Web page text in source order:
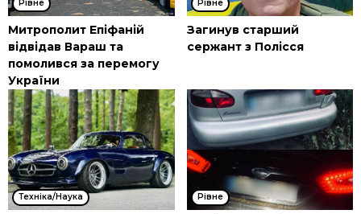
Рівне
Митрополит Епіфаній
відвідав Вараш та
помолився за перемогу
України
Рівне
Загинув старший
сержант з Полісся
Техніка/Наука Рівне